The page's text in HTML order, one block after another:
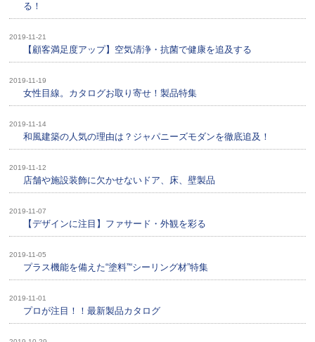
る！
2019-11-21
【顧客満足度アップ】空気清浄・抗菌で健康を追及する
2019-11-19
女性目線。カタログお取り寄せ！製品特集
2019-11-14
和風建築の人気の理由は？ジャパニーズモダンを徹底追及！
2019-11-12
店舗や施設装飾に欠かせないドア、床、壁製品
2019-11-07
【デザインに注目】ファサード・外観を彩る
2019-11-05
プラス機能を備えた“塗料”“シーリング材”特集
2019-11-01
プロが注目！！最新製品カタログ